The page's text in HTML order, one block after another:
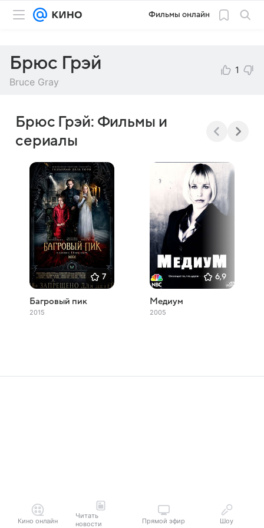
Фильмы онлайн
Брюс Грэй
Bruce Gray
1
Брюс Грэй: Фильмы и
сериалы
7
Багровый пик
2015
6,9
Медиум
2005
Кино онлайн
Читать
новости
Прямой эфир Шоу